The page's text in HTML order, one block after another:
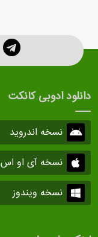
دانلود ادوبی کانکت
نسخه اندروید
نسخه آی او اس
نسخه ویندوز